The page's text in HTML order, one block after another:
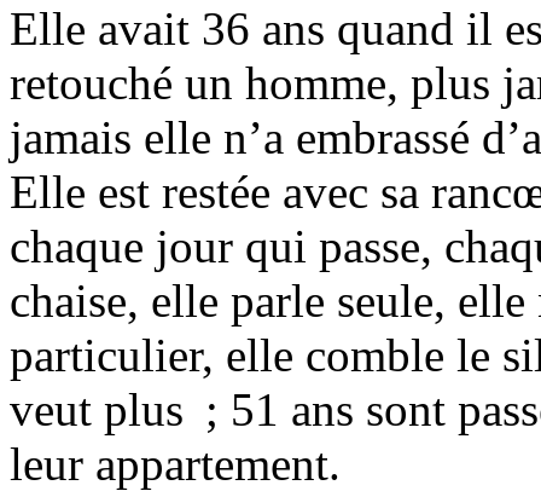
Elle avait 36 ans quand il
retouché un homme, plus
jamais elle n’a embrassé
Elle est restée avec sa
chaque jour qui passe,
chaise, elle parle seule, elle
particulier, elle comble le
veut plus ; 51 ans sont
leur appartement.